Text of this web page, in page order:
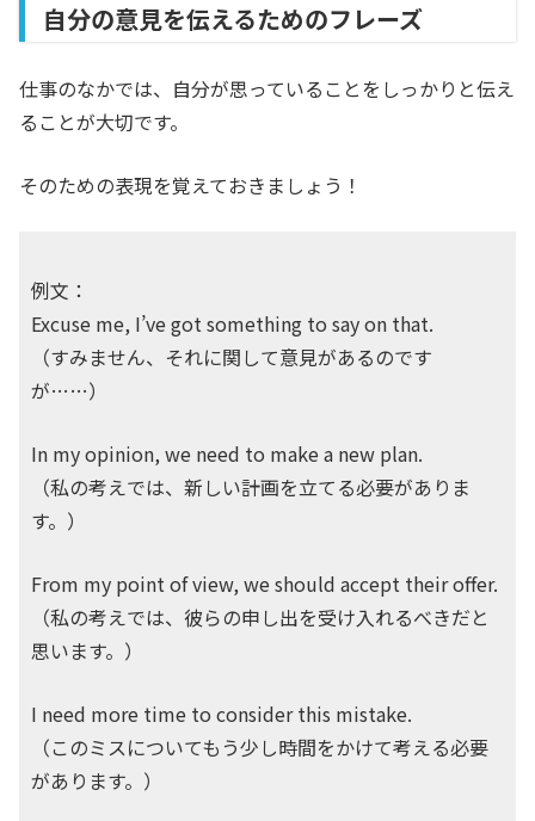
自分の意見を伝えるためのフレーズ
仕事のなかでは、自分が思っていることをしっかりと伝え
ることが大切です。
そのための表現を覚えておきましょう！
例文：
Excuse me, I’ve got something to say on that.
（すみません、それに関して意見があるのです
が……）
In my opinion, we need to make a new plan.
（私の考えでは、新しい計画を立てる必要がありま
す。）
From my point of view, we should accept their offer.
（私の考えでは、彼らの申し出を受け入れるべきだと
思います。）
I need more time to consider this mistake.
（このミスについてもう少し時間をかけて考える必要
があります。）